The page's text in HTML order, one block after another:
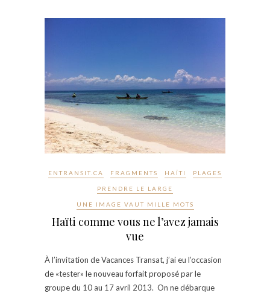
ENTRANSIT.CA FRAGMENTS HAÏTI PLAGES
PRENDRE LE LARGE
UNE IMAGE VAUT MILLE MOTS
Haïti comme vous ne l’avez jamais
vue
À l’invitation de Vacances Transat, j’ai eu l’occasion
de «tester» le nouveau forfait proposé par le
groupe du 10 au 17 avril 2013. On ne débarque